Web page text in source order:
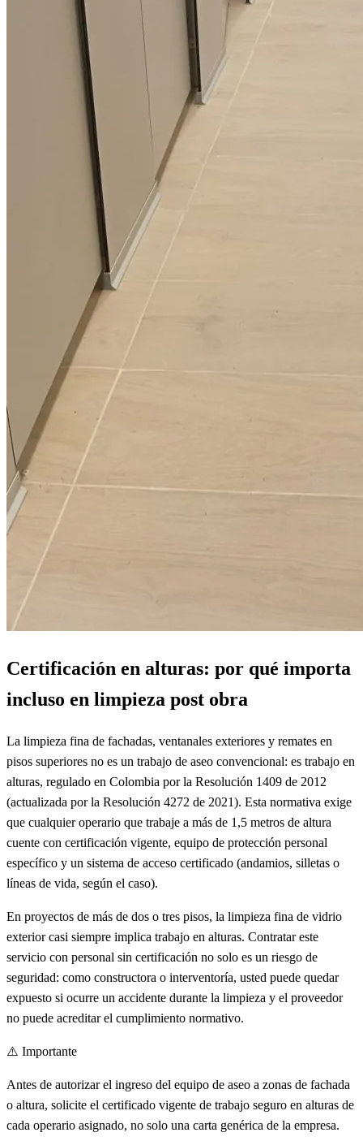
Certificación en alturas: por qué importa
incluso en limpieza post obra
La limpieza fina de fachadas, ventanales exteriores y remates en
pisos superiores no es un trabajo de aseo convencional: es trabajo en
alturas, regulado en Colombia por la Resolución 1409 de 2012
(actualizada por la Resolución 4272 de 2021). Esta normativa exige
que cualquier operario que trabaje a más de 1,5 metros de altura
cuente con certificación vigente, equipo de protección personal
específico y un sistema de acceso certificado (andamios, silletas o
líneas de vida, según el caso).
En proyectos de más de dos o tres pisos, la limpieza fina de vidrio
exterior casi siempre implica trabajo en alturas. Contratar este
servicio con personal sin certificación no solo es un riesgo de
seguridad: como constructora o interventoría, usted puede quedar
expuesto si ocurre un accidente durante la limpieza y el proveedor
no puede acreditar el cumplimiento normativo.
⚠️ Importante
Antes de autorizar el ingreso del equipo de aseo a zonas de fachada
o altura, solicite el certificado vigente de trabajo seguro en alturas de
cada operario asignado, no solo una carta genérica de la empresa.